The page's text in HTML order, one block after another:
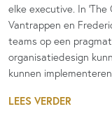
elke executive. In
Vantrappen en
teams op een
organisatiedesign
kunnen
LEES VERDER